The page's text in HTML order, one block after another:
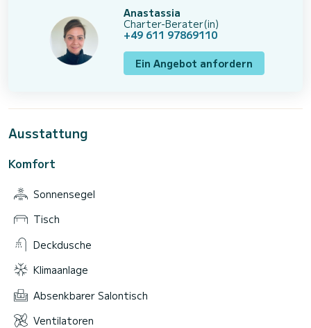
Anastassia
Charter-Berater(in)
+49 611 97869110
Ein Angebot anfordern
Ausstattung
Komfort
Sonnensegel
Tisch
Deckdusche
Klimaanlage
Absenkbarer Salontisch
Ventilatoren